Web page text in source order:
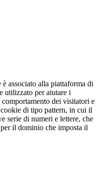
associato alla piattaforma di
utilizzato per aiutare i
dei visitatori e
di tipo pattern, in cui il
serie di numeri e lettere, che
il dominio che imposta il